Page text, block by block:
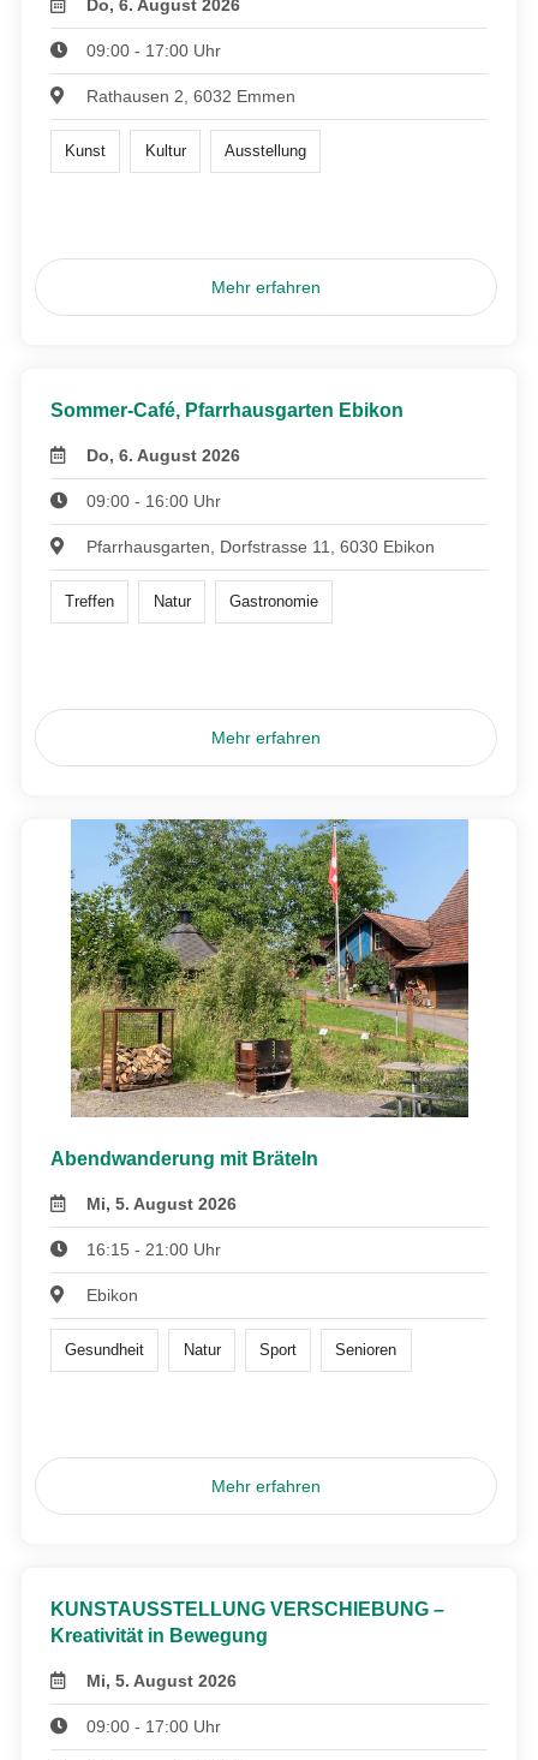
Do, 6. August 2026
09:00 - 17:00 Uhr
Rathausen 2, 6032 Emmen
Kunst Kultur Ausstellung
Mehr erfahren
Sommer-Café, Pfarrhausgarten Ebikon
Do, 6. August 2026
09:00 - 16:00 Uhr
Pfarrhausgarten, Dorfstrasse 11, 6030 Ebikon
Treffen Natur Gastronomie
Mehr erfahren
Abendwanderung mit Bräteln
Mi, 5. August 2026
16:15 - 21:00 Uhr
Ebikon
Gesundheit Natur Sport Senioren
Mehr erfahren
KUNSTAUSSTELLUNG VERSCHIEBUNG –
Kreativität in Bewegung
Mi, 5. August 2026
09:00 - 17:00 Uhr